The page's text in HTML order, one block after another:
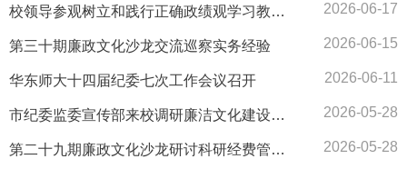
校领导参观树立和践行正确政绩观学习教育专题展 2026-06-17
第三十期廉政文化沙龙交流巡察实务经验 2026-06-15
华东师大十四届纪委七次工作会议召开 2026-06-11
市纪委监委宣传部来校调研廉洁文化建设工作 2026-05-28
第二十九期廉政文化沙龙研讨科研经费管理与师德师风建设 2026-05-28